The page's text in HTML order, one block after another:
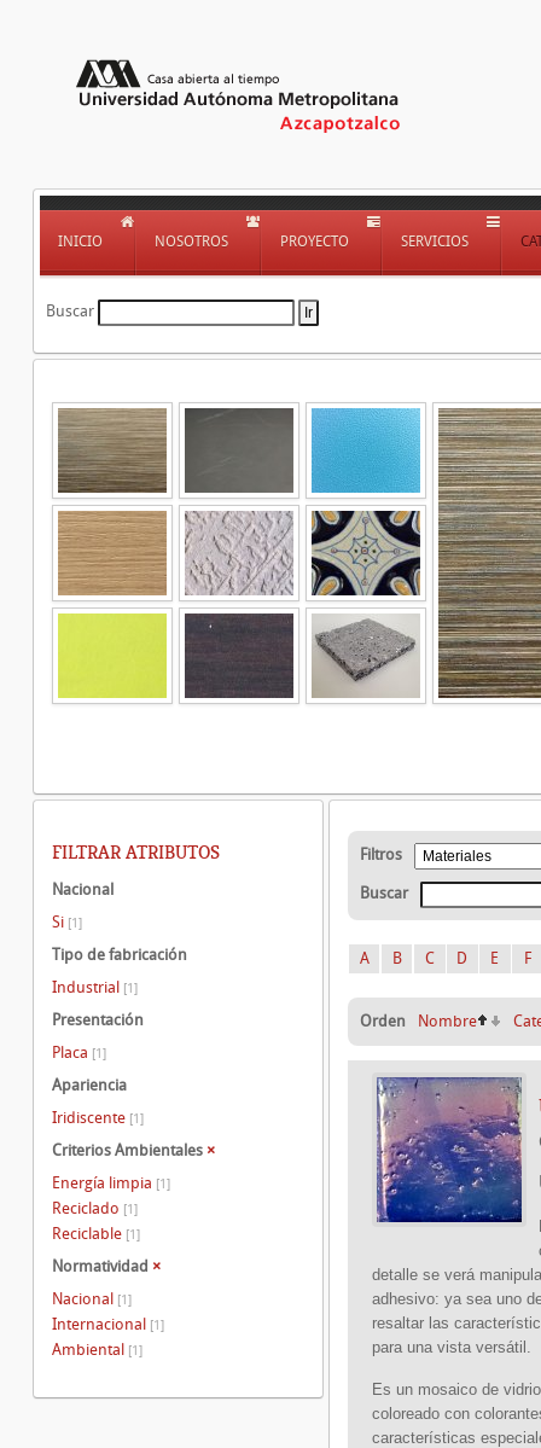
INICIO NOSOTROS PROYECTO SERVICIOS
Buscar
Filtros
Buscar
A B C D E F
Orden Nombre
detalle se verá
adhesivo: ya sea uno
resaltar las
para una vista versátil.
Es un mosaico de
coloreado con
características
FILTRAR ATRIBUTOS
Nacional
Si [1]
Tipo de fabricación
Industrial [1]
Presentación
Placa [1]
Apariencia
Iridiscente [1]
Criterios Ambientales ×
Energía limpia [1]
Reciclado [1]
Reciclable [1]
Normatividad ×
Nacional [1]
Internacional [1]
Ambiental [1]